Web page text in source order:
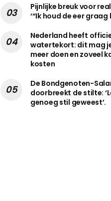
Pijnlijke breuk voor
‘“Ik houd de eer graag
Nederland heeft
watertekort: dit mag
meer doen en zoveel
kosten
De Bondgenoten-
doorbreekt de stilte:
genoeg stil geweest’.